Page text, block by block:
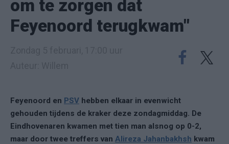
om te zorgen dat
Feyenoord terugkwam"
Feyenoord en PSV hebben elkaar in evenwicht
gehouden tijdens de kraker deze zondagmiddag. De
Eindhovenaren kwamen met tien man alsnog op 0-2,
maar door twee treffers van Alireza Jahanbakhsh kwam